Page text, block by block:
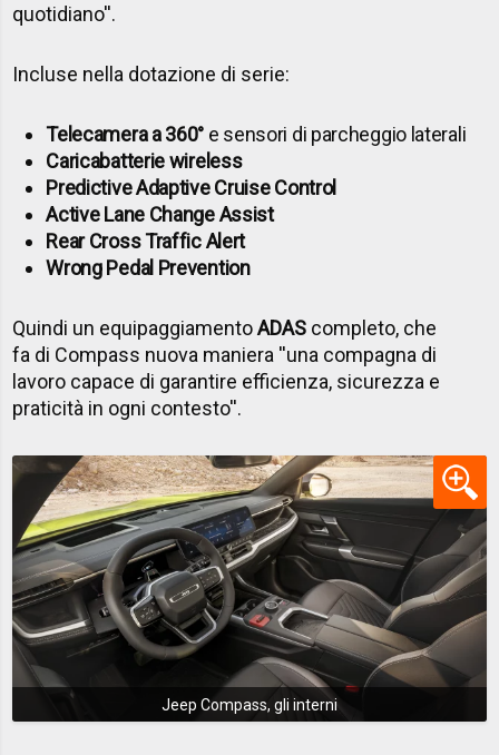
quotidiano''.
Incluse nella dotazione di serie:
Telecamera a 360° e sensori di parcheggio laterali
Caricabatterie wireless
Predictive Adaptive Cruise Control
Active Lane Change Assist
Rear Cross Traffic Alert
Wrong Pedal Prevention
Quindi un equipaggiamentoADAS completo, che
fa di Compass nuova maniera ''una compagna di
lavoro capace di garantire efficienza, sicurezza e
praticità in ogni contesto''.
Jeep Compass, gli interni